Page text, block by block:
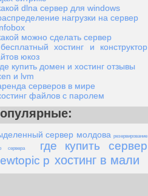
dlna сервер для windows
нагрузки на сервер
можно сделать сервер
бесплатный хостинг и конструктор
юкоз
купить домен и хостинг отзывы
и lvm
серверов в мире
файлов с паролем
сервер молдова резервирование
сервера
где купить сервер
p хостинг в мали